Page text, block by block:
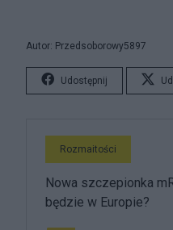
Autor: Przedsoborowy5897
Udostępnij
Rozmaitości
Nowa szczepionka
będzie w Europie?